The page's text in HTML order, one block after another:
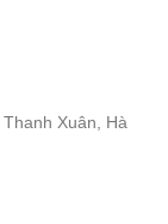
Xuân, Hà